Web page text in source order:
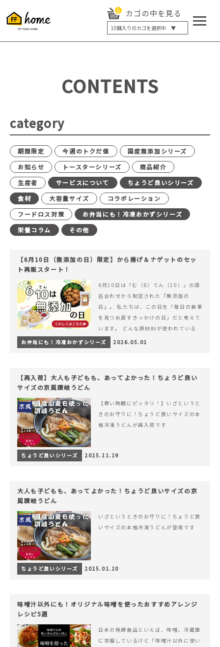
0 カゴの中を見る
10個入りのカゴを選択中 ▼
5個入り
20個入り
最大12%OFF
CONTENTS
category
期間限定 今週のトクだ値
国産無添加シリーズ
お知らせ
トースターシリーズ
商品紹介
生産者
サービスについて
ちょうど良いシリーズ
食材
大容量サイズ
コラボレーション
フードロス対策
お弁当にも！冷凍おかずシリーズ
栄養コラム
その他
【6月10日（無添加の日）限定】から揚げ＆ナゲットのセッ
ト再販スタート！
6月10日は「む（6）てん（10）」の語
呂合わせから制定された『無添加の
日』。 私たちは、この日を「毎日の食事
を見つめ直すきっかけの日」だと考えて
います。 どんな原材料が使われているの
か。 どのようにつくられているのか。&
hellip; 続きを読む 【6月10日（無添加
お弁当にも！冷凍おかずシリーズ 2026.05.01
【再入荷】大人も子どもも、あってよかった！ちょうど良い
サイズの京風讃岐うどん
【寒い時期にピッタリ！】いざというと
きのお守りに！ちょうど良いサイズの本
格冷凍うどんが再入荷です
ちょうど良いシリーズ 2025.11.19
大人も子どもも、あってよかった！ちょうど良いサイズの京
風讃岐うどん
いざというときのお守りに！ちょうど良
いサイズの本格冷凍うどんが登場です
ちょうど良いシリーズ 2025.01.10
味噌汁以外にも！オリジナル味噌を使ったおすすめアレンジ
レシピ5選
日本の発酵食品といえば、味噌。冷蔵庫
に常備しているけど「味噌汁以外に使い